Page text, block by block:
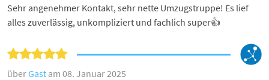
Sehr angenehmer Kontakt, sehr nette Umzugstruppe! Es lief
alles zuverlässig, unkompliziert und fachlich super👍
überGast am 08. Januar 2025